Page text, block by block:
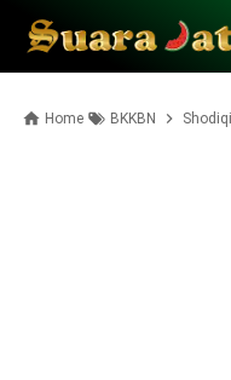
Home BKKBN Shodiqin